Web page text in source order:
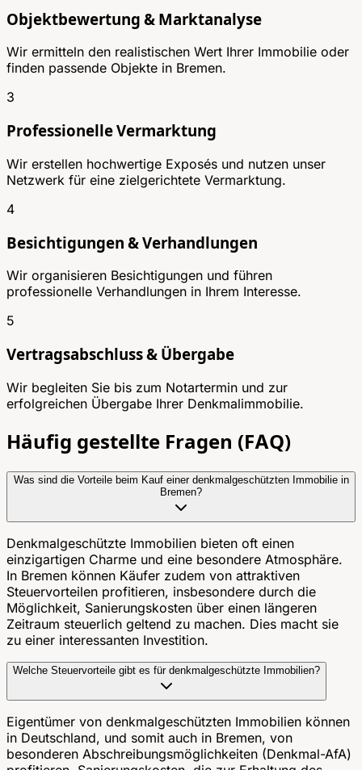
Objektbewertung & Marktanalyse
Wir ermitteln den realistischen Wert Ihrer Immobilie oder
finden passende Objekte in Bremen.
3
Professionelle Vermarktung
Wir erstellen hochwertige Exposés und nutzen unser
Netzwerk für eine zielgerichtete Vermarktung.
4
Besichtigungen & Verhandlungen
Wir organisieren Besichtigungen und führen
professionelle Verhandlungen in Ihrem Interesse.
5
Vertragsabschluss & Übergabe
Wir begleiten Sie bis zum Notartermin und zur
erfolgreichen Übergabe Ihrer Denkmalimmobilie.
Häufig gestellte Fragen (FAQ)
Was sind die Vorteile beim Kauf einer denkmalgeschützten Immobilie in
Bremen?
Denkmalgeschützte Immobilien bieten oft einen
einzigartigen Charme und eine besondere Atmosphäre.
In Bremen können Käufer zudem von attraktiven
Steuervorteilen profitieren, insbesondere durch die
Möglichkeit, Sanierungskosten über einen längeren
Zeitraum steuerlich geltend zu machen. Dies macht sie
zu einer interessanten Investition.
Welche Steuervorteile gibt es für denkmalgeschützte Immobilien?
Eigentümer von denkmalgeschützten Immobilien können
in Deutschland, und somit auch in Bremen, von
besonderen Abschreibungsmöglichkeiten (Denkmal-AfA)